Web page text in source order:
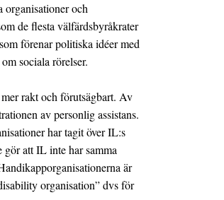
organisationer och
de flesta välfärdsbyråkrater
förenar politiska idéer med
sociala rörelser.
rakt och förutsägbart. Av
av personlig assistans.
har tagit över IL:s
gör att IL inte har samma
är
organisation” dvs för